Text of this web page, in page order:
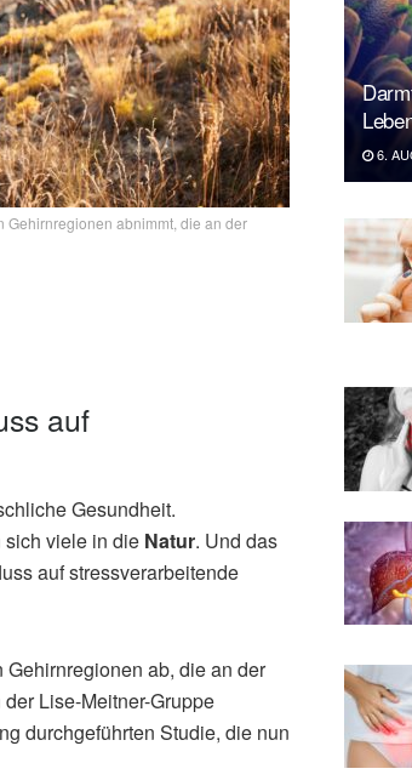
Gehirnregionen abnimmt, die an der
auf
Gesundheit.
sich viele in die Natur. Und das
auf stressverarbeitende
ab, die an der
Lise-Meitner-Gruppe
durchgeführten Studie, die nun
6.